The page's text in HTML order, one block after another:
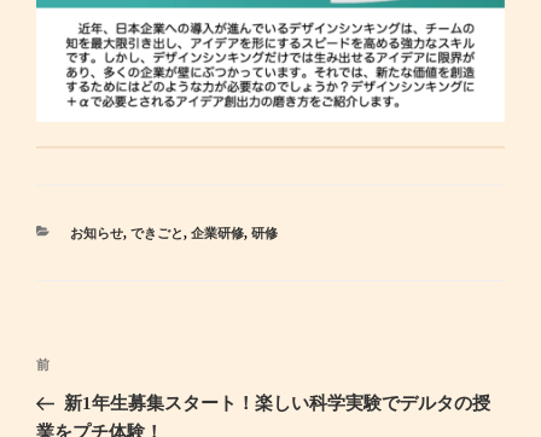
カ
お知らせ, できごと, 企業研修, 研修
投
ナ
過
去
の
前
新1年生募集スタート！楽しい科学実験でデルタの授
業をプチ体験！